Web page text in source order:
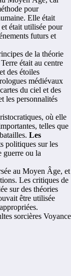
pour
Elle était
était utilisée pour
futurs et
de la théorie
était au centre
des étoiles
médiévaux
du ciel et des
les personnalités
où elle
telles que
Les
politiques sur les
guerre ou la
au Moyen Âge, et
Les critiques de
sur des théories
être utilisée
sorcières Voyance